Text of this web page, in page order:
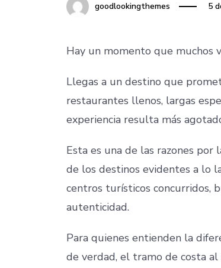
goodlookingthemes 5
Hay un momento que muchos
Llegas a un destino que
restaurantes llenos, largas
experiencia resulta más
Esta es una de las razones
de los destinos evidentes a lo
centros turísticos concurridos,
autenticidad.
Para quienes entienden la
de verdad, el tramo de costa al